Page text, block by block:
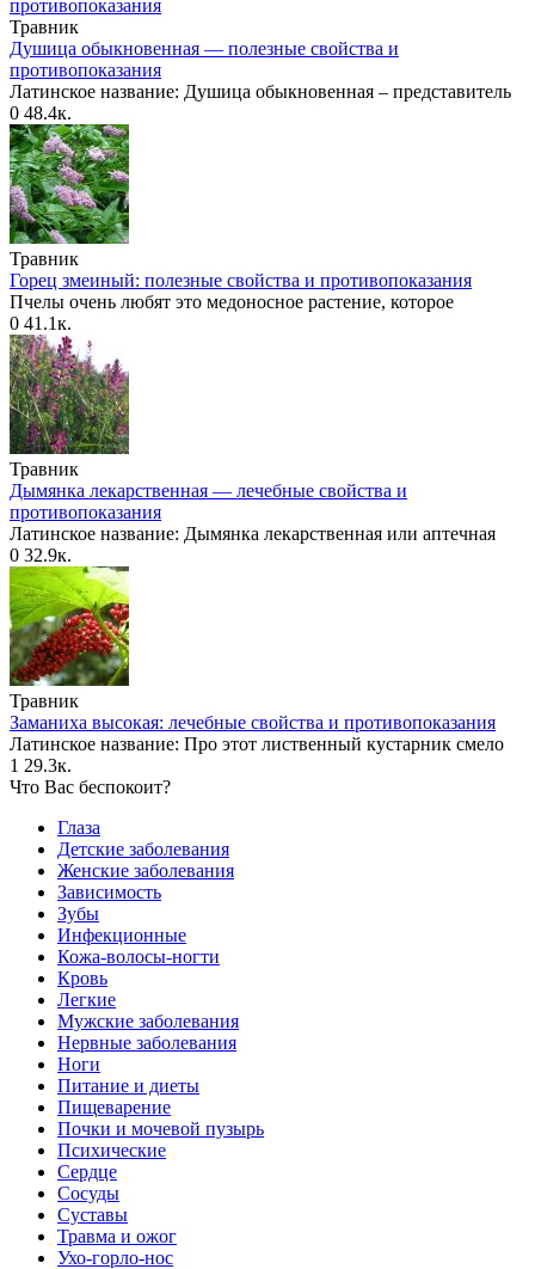
Травник
Душица обыкновенная — полезные свойства и
противопоказания
Латинское название: Душица обыкновенная – представитель
0 48.4к.
Травник
Горец змеиный: полезные свойства и противопоказания
Пчелы очень любят это медоносное растение, которое
0 41.1к.
Травник
Дымянка лекарственная — лечебные свойства и
противопоказания
Латинское название: Дымянка лекарственная или аптечная
0 32.9к.
Травник
Заманиха высокая: лечебные свойства и противопоказания
Латинское название: Про этот лиственный кустарник смело
1 29.3к.
Что Вас беспокоит?
Глаза
Детские заболевания
Женские заболевания
Зависимость
Зубы
Инфекционные
Кожа-волосы-ногти
Кровь
Легкие
Мужские заболевания
Нервные заболевания
Ноги
Питание и диеты
Пищеварение
Почки и мочевой пузырь
Психические
Сердце
Сосуды
Суставы
Травма и ожог
Ухо-горло-нос